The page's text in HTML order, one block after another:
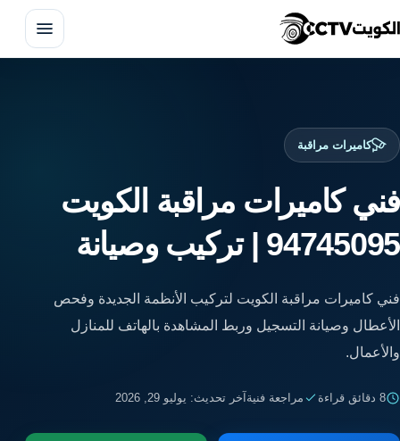
تركيب كاميرات مراقبة
كاميرات مراقبة
فني كاميرات مراقبة الكويت
94745095 | تركيب وصيانة
فني كاميرات مراقبة الكويت لتركيب الأنظمة الجديدة وفحص
الأعطال وصيانة التسجيل وربط المشاهدة بالهاتف للمنازل
والأعمال.
8 دقائق قراءة مراجعة فنية آخر تحديث: يوليو 29, 2026